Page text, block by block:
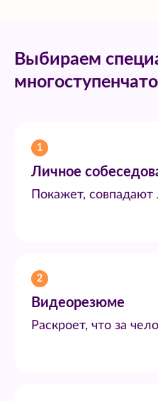
Выбираем
1
Личное
Покажет,
2
Видеорезюме
Раскроет, что за